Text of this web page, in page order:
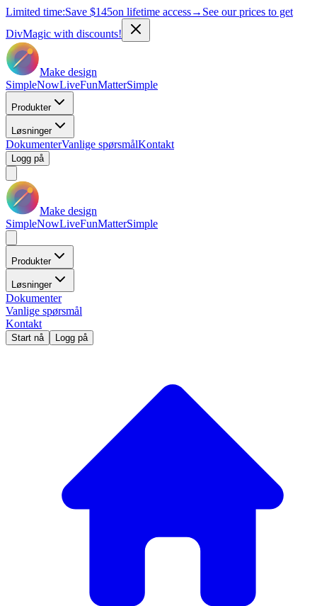
Limited time:Save $145on lifetime access→ See our prices to get
DivMagic with discounts!
Make design
SimpleNowLiveFunMatterSimple
Produkter
Løsninger
DokumenterVanlige spørsmålKontakt
Logg på
Make design
SimpleNowLiveFunMatterSimple
Produkter
Løsninger
Dokumenter
Vanlige spørsmål
Kontakt
Start nå Logg på